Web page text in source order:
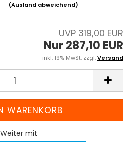
(Ausland abweichend)
UVP 319,00 EUR
Nur 287,10 EUR
inkl. 19% MwSt. zzgl.Versand
Weiter mit